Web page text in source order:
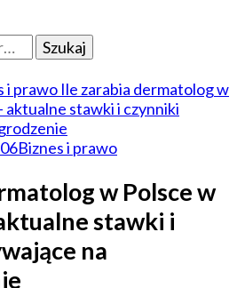
i prawo Ile zarabia dermatolog w
aktualne stawki i czynniki
Biznes i prawo
w Polsce w
stawki i
na